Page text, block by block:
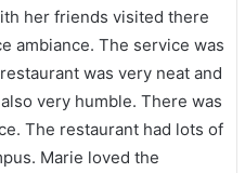
her friends visited there
ambiance. The service was
was very neat and
very humble. There was
The restaurant had lots of
Marie loved the